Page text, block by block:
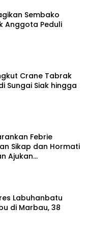
Sembako
Anggota Peduli
Crane Tabrak
Sungai Siak hingga
Febrie
Sikap dan Hormati
Ajukan
Labuhanbatu
di Marbau, 38